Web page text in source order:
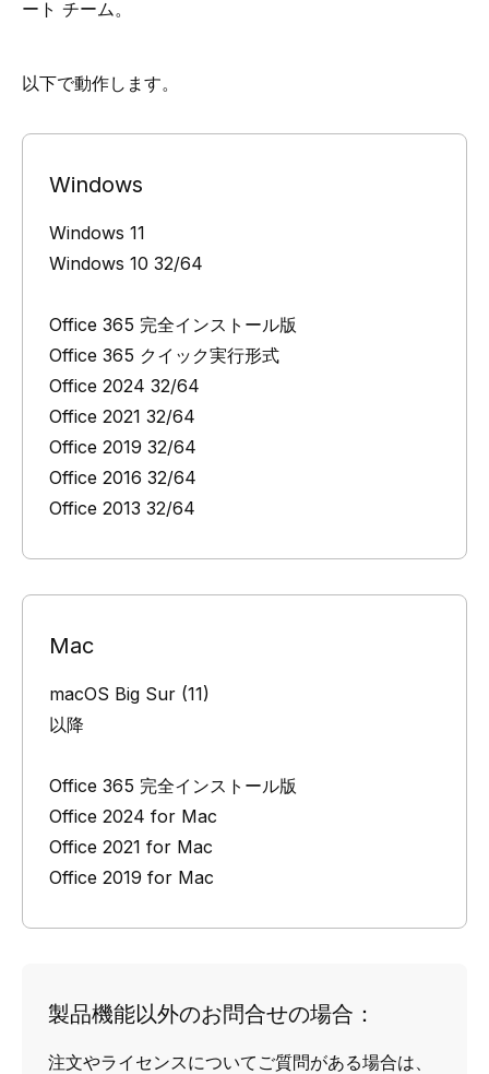
ート チーム。
以下で動作します。
Windows
Windows 11
Windows 10 32/64
Office 365 完全インストール版
Office 365 クイック実行形式
Office 2024 32/64
Office 2021 32/64
Office 2019 32/64
Office 2016 32/64
Office 2013 32/64
Mac
macOS Big Sur (11)
以降
Office 365 完全インストール版
Office 2024 for Mac
Office 2021 for Mac
Office 2019 for Mac
製品機能以外のお問合せの場合：
注文やライセンスについてご質問がある場合は、